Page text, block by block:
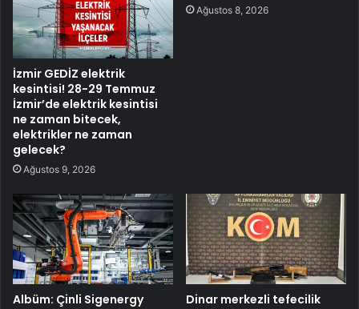
İzmir GEDİZ elektrik
kesintisi! 28-29 Temmuz
İzmir’de elektrik kesintisi
ne zaman bitecek,
elektrikler ne zaman
gelecek?
Ağustos 9, 2026
Ağustos 8, 2026
Albüm: Çinli Sigenergy
Dinar merkezli tefecilik